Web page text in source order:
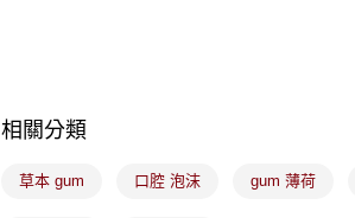
相關分類
草本 gum 口腔 泡沫 gum 薄荷